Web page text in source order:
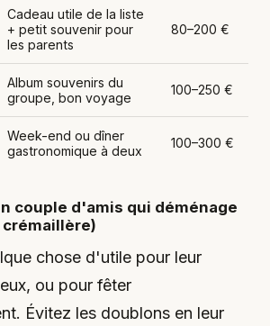
Cadeau utile de la liste
+ petit souvenir pour
les parents
80–200 €
Album souvenirs du
groupe, bon voyage
100–250 €
Week-end ou dîner
gastronomique à deux
100–300 €
couple d'amis qui déménage
chose d'utile pour leur
ou pour fêter
Évitez les doublons en leur